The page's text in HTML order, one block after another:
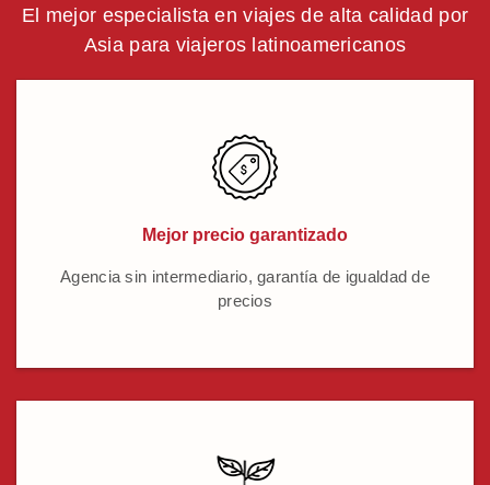
El mejor especialista en viajes de alta calidad por
Asia para viajeros latinoamericanos
Mejor precio garantizado
Agencia sin intermediario, garantía de igualdad de
precios